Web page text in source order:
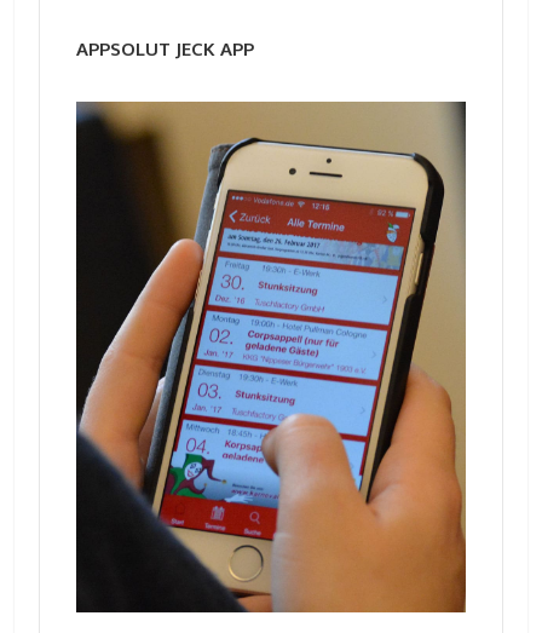
APPSOLUT JECK APP